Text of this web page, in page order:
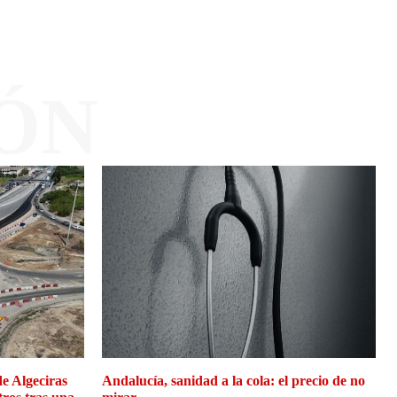
Algeciras
Andalucía, sanidad a la cola: el precio de no